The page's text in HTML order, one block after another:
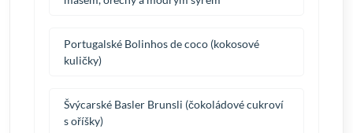
Portugalské Bolinhos de coco (kokosové
kuličky)
Švýcarské Basler Brunsli (čokoládové cukroví
s oříšky)